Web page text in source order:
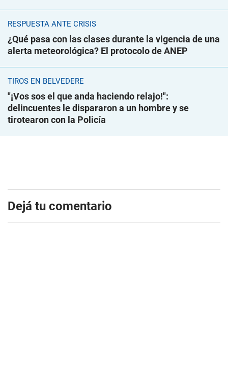
RESPUESTA ANTE CRISIS
¿Qué pasa con las clases durante la vigencia de una
alerta meteorológica? El protocolo de ANEP
TIROS EN BELVEDERE
"¡Vos sos el que anda haciendo relajo!":
delincuentes le dispararon a un hombre y se
tirotearon con la Policía
Dejá tu comentario